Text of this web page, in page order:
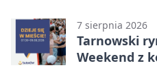
7 sierpnia 2026
Tarnowski
Weekend z